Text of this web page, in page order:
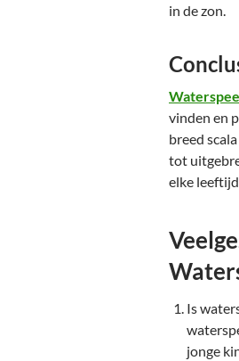
in de zon.
vinden en
breed
tot
elke
Is
jonge